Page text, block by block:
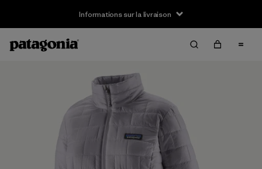
Informations sur la livraison